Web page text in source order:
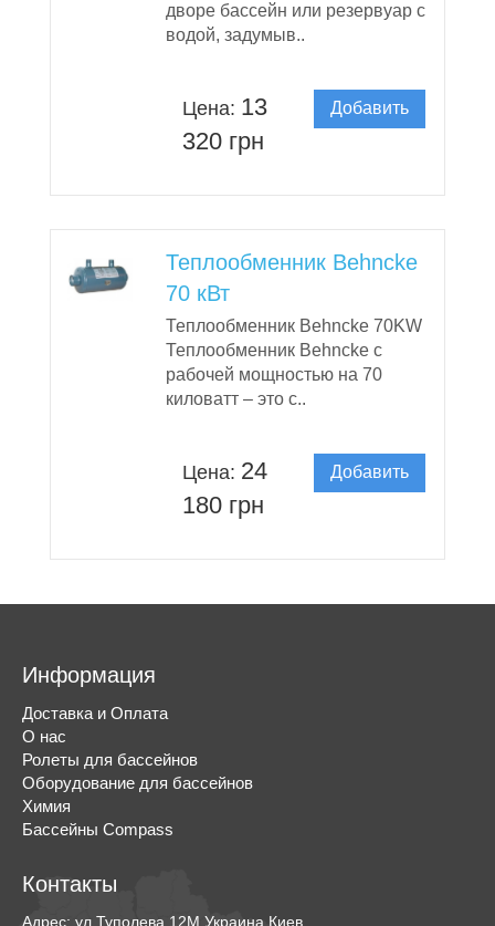
дворе бассейн или резервуар с
водой, задумыв..
Цена: 13
320 грн
Добавить
в корзину
Теплообменник Behncke
70 кВт
Теплообменник Behncke 70KW
Теплообменник Behncke с
рабочей мощностью на 70
киловатт – это с..
Цена: 24
180 грн
Добавить
в корзину
Информация
Доставка и Оплата
О нас
Ролеты для бассейнов
Оборудование для бассейнов
Химия
Бассейны Compass
Контакты
Адрес: ул.Туполева,12М Украина Киев